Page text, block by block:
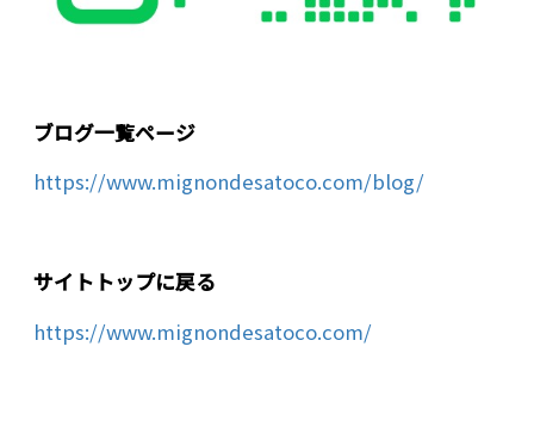
ブログ一覧ページ
https://www.mignondesatoco.com/blog/
サイトトップに戻る
https://www.mignondesatoco.com/